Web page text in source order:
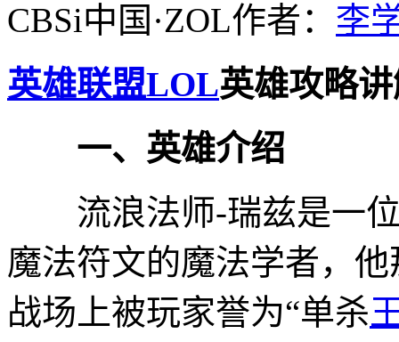
CBSi中国·ZOL作者： 李
英雄联盟LOL英雄攻略
一、英雄介绍
流浪法师-瑞兹是一位
魔法符文的魔法学者，
战场上被玩家誉为“单杀